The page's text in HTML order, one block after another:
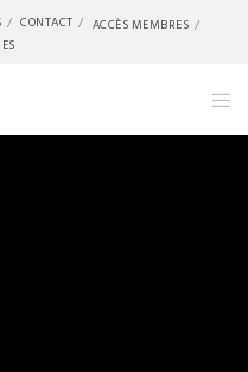
CONTACT
ACCÈS MEMBRES